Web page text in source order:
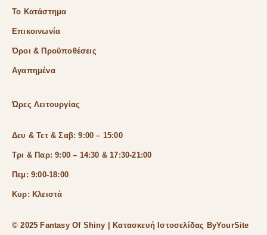
Το Κατάστημα
Επικοινωνία
Όροι & Προϋποθέσεις
Αγαπημένα
Ώρες Λειτουργίας
Δευ & Τετ & Σαβ: 9:00 – 15:00
Τρι & Παρ: 9:00 – 14:30 & 17:30-21:00
Πεμ: 9:00-18:00
Κυρ: Κλειστά
© 2025 Fantasy Of Shiny | Κατασκευή Ιστοσελίδας ByYourSite